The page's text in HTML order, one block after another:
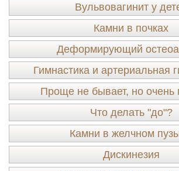
Вульвовагинит у
Камни в почках
Деформирующий
Гимнастика и артериальная
Проще не бывает, но очень
Что делать "до"?
Камни в желчном
Дискинезия